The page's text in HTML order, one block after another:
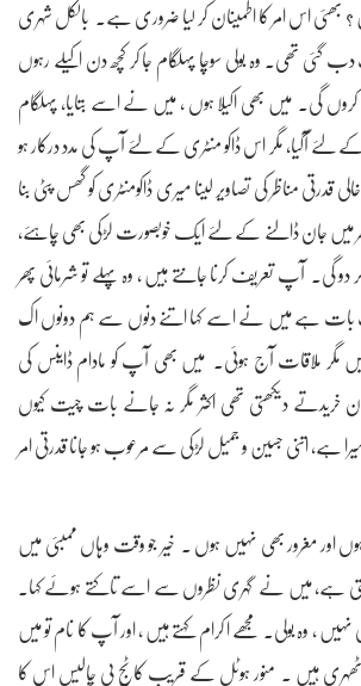
؟ بھئی اس امر کا اطمینان کر لیا ضروری ہے۔ بالکل شہری
گئی تھی۔ وہ بولی سوچا پہلگام جا کر کچھ دن اکیلے رہوں
گی۔ میں بھی اکیلا ہوں ، میں نے اسے بتایا، پہلگام
کے لئے آگیا، مگر اس ڈاکو منٹری کے لئے آپ کی مدد درکار ہو
قدرتی مناظر کی تصاویر لینا میری ڈاکومنٹری کو گھس پٹی بنا
میں جان ڈالنے کے لئے ایک خوبصورت لڑکی بھی چاہئے،
دو گی۔ آپ تعریف کرنا جانتے ہیں ، وہ پہلے تو شرمائی پھر
بات ہے میں نے اسے کہا اتنے دنوں سے ہم دونوں اک
ملاقات آج ہوئی۔ میں بھی آپ کو مادام ڈاینس کی
خریدتے دیکھتی تھی اکثر مگر نہ جانے بات چیت کیوں
ہے، اتنی جسین و جمیل لڑکی سے مرعوب ہو جانا قدرتی امر
ہوں اور مغرور بھی نہیں ہوں ۔ خیر جو وقت وہاں ممبئی میں
ہے، میں نے گہری نظروں سے اسے تاکتے ہوئے کہا۔
نہیں ، وہ بولی۔ مجھے ا کرام کہتے ہیں ، اور آپ کا نام تو میں
ٹھہری ہیں ۔ منور ہوٹل کے قریب کاٹج بی چالیس اس کا